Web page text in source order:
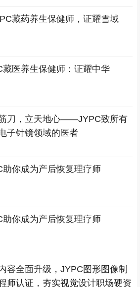
藏药养生保健师，证耀雪域
藏医养生保健师：证耀中华
刀，立天地心——JYPC致所有
子针镜领域的医者
助你成为产后恢复理疗师
助你成为产后恢复理疗师
容全面升级，JYPC图形图像制
师认证，夯实视觉设计职场硬资